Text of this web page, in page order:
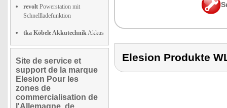
revolt Powerstation mit
Schnellladefunktion
tka Köbele AkkutechnikAkkus
Site de service et
support de la marque
Elesion Pour les
zones de
commercialisation de
l'Allemagne, de
Elesion Produkte